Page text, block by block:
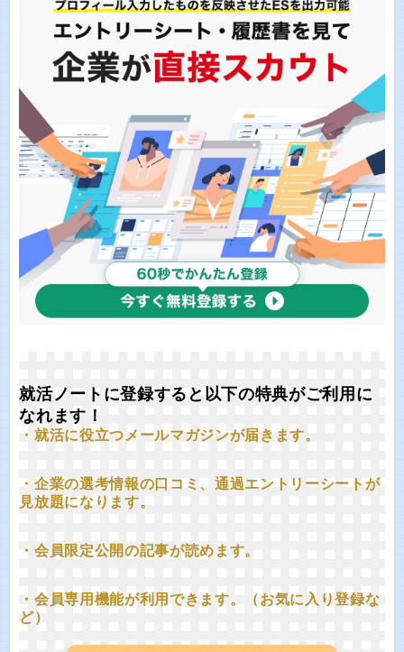
就活ノートに登録すると以下の特典がご利用に
なれます！
・就活に役立つメールマガジンが届きます。
・企業の選考情報の口コミ、通過エントリーシートが
見放題になります。
・会員限定公開の記事が読めます。
・会員専用機能が利用できます。（お気に入り登録な
ど）